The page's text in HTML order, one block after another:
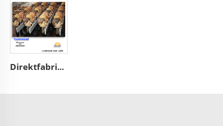
Direktfabrikhersteller Lieferant handgemacht individuell hochwertig professionell OEM und ODM Resin-Keramik-Handarbeiten